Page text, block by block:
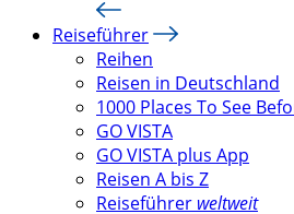
Reiseführer
Reihen
Reisen in Deutschland
1000 Places To See
GO VISTA
GO VISTA plus App
Reisen A bis Z
Reiseführer weltweit